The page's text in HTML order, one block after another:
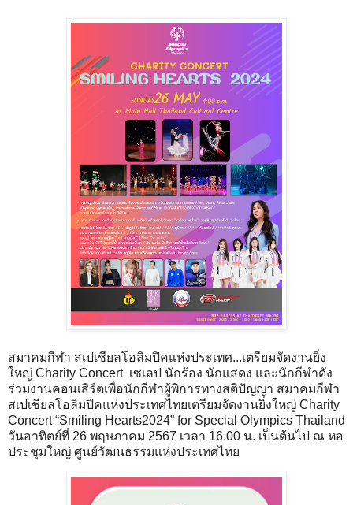
สมาคมกีฬา สเปเชียลโอลิมปิคแห่งประเทศ...เตรียมจัดงานยิ่ง
ใหญ่ Charity Concert เซเลป นักร้อง นักแสดง และนักกีฬาดัง
ร่วมงานคอนเสิร์ตเพื่อนักกีฬาผู้พิการทางสติปัญญา สมาคมกีฬา
สเปเชียลโอลิมปิคแห่งประเทศไทยเตรียมจัดงานยิ่งใหญ่ Charity
Concert “Smiling Hearts2024” for Special Olympics Thailand
วันอาทิตย์ที่ 26 พฤษภาคม 2567 เวลา 16.00 น. เป็นต้นไป ณ หอ
ประชุมใหญ่ ศูนย์วัฒนธรรมแห่งประเทศไทย